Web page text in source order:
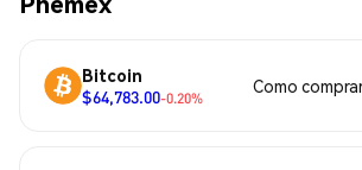
Bitcoin
$64,783.00-0.20%
Como